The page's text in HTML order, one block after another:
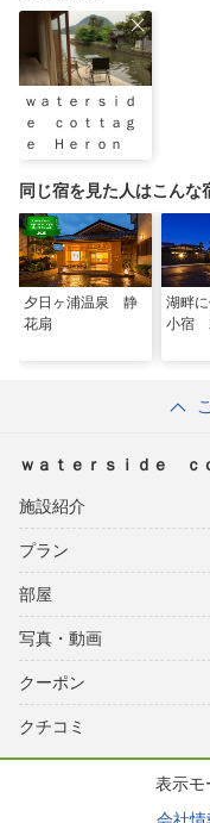
ｗａｔｅｒｓｉｄ
ｅ ｃｏｔｔａｇ
ｅ Ｈｅｒｏｎ
同じ宿を見た人はこんな
夕日ヶ浦温泉 静
花扇
湖畔
小宿
ｗａｔｅｒｓｉｄｅ ｃ
施設紹介
プラン
部屋
写真・動画
クーポン
クチコミ
表示モ